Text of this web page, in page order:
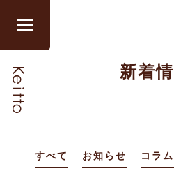
グ
ロ
新着
すべて お知らせ コラム